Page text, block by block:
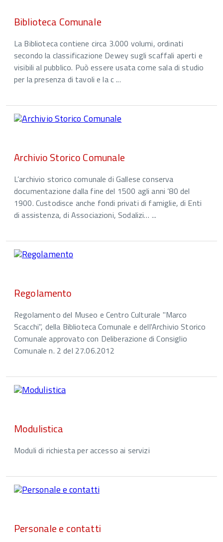
Biblioteca Comunale
La Biblioteca contiene circa 3.000 volumi, ordinati
secondo la classificazione Dewey sugli scaffali aperti e
visibili al pubblico. Può essere usata come sala di studio
per la presenza di tavoli e la c ...
Archivio Storico Comunale
L’archivio storico comunale di Gallese conserva
documentazione dalla fine del 1500 agli anni ’80 del
1900. Custodisce anche fondi privati di famiglie, di Enti
di assistenza, di Associazioni, Sodalizi… ...
Regolamento
Regolamento del Museo e Centro Culturale "Marco
Scacchi", della Biblioteca Comunale e dell'Archivio Storico
Comunale approvato con Deliberazione di Consiglio
Comunale n. 2 del 27.06.2012
Modulistica
Moduli di richiesta per accesso ai servizi
Personale e contatti